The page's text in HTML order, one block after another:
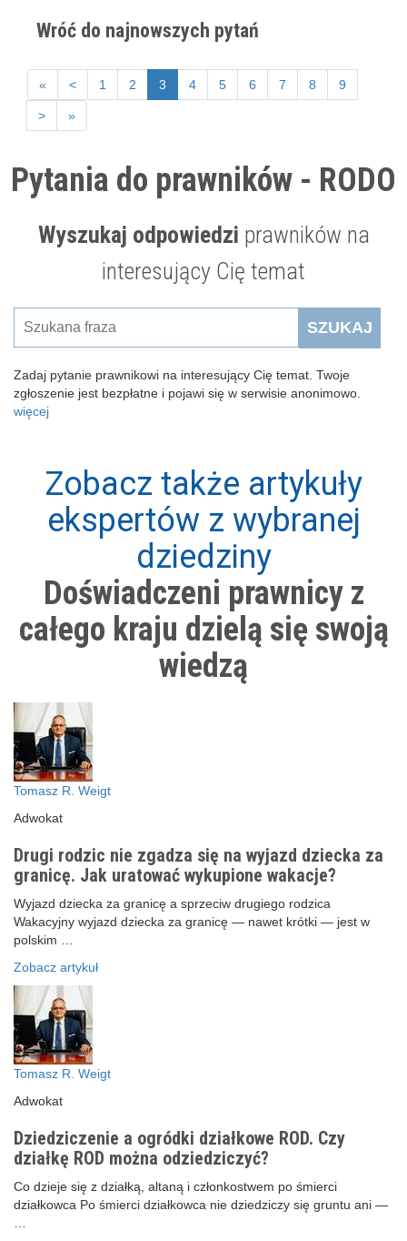
Pytania do prawników - RODO
Wyszukaj odpowiedzi prawników na
interesujący Cię temat
SZUKAJ
Zadaj pytanie prawnikowi na interesujący Cię temat. Twoje
zgłoszenie jest bezpłatne i pojawi się w serwisie anonimowo.
więcej
Wróć do najnowszych pytań
« < 1 2 3 4 5 6 7 8 9
> »
Zobacz także artykuły
ekspertów z wybranej
dziedziny
Doświadczeni prawnicy z
całego kraju dzielą się swoją
wiedzą
Tomasz R. Weigt
Adwokat
Drugi rodzic nie zgadza się na wyjazd dziecka za
granicę. Jak uratować wykupione wakacje?
Wyjazd dziecka za granicę a sprzeciw drugiego rodzica
Wakacyjny wyjazd dziecka za granicę — nawet krótki — jest w
polskim …
Zobacz artykuł
Tomasz R. Weigt
Adwokat
Dziedziczenie a ogródki działkowe ROD. Czy
działkę ROD można odziedziczyć?
Co dzieje się z działką, altaną i członkostwem po śmierci
działkowca Po śmierci działkowca nie dziedziczy się gruntu ani —
…